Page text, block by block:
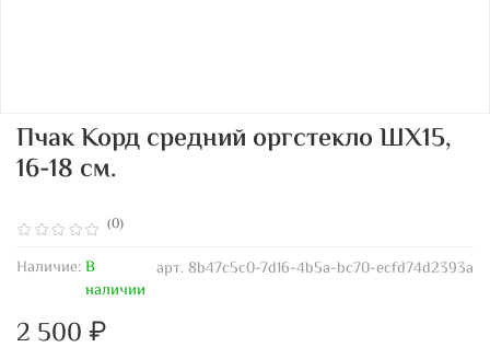
(0)
арт.8b47c5c0-7d16-4b5a-bc70-ecfd74d2393a
Наличие:В
наличии
Пчак Корд средний оргстекло ШХ15,
16-18 см.
2 500 ₽